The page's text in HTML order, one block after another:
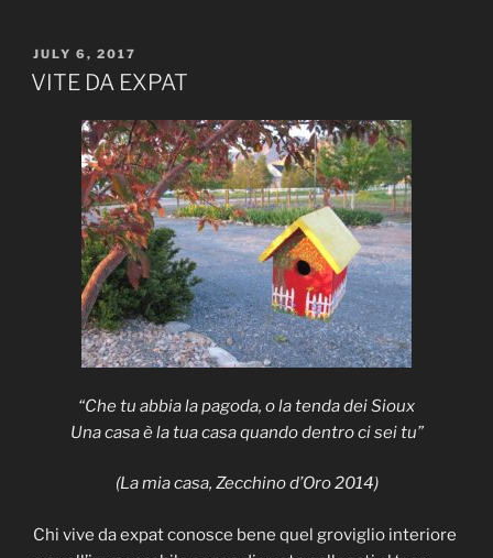
POSTED
ON
JULY 6, 2017
VITE DA EXPAT
“Che tu abbia la pagoda, o la tenda dei Sioux
Una casa è la tua casa quando dentro ci sei tu”
(La mia casa, Zecchino d’Oro 2014)
Chi vive da expat conosce bene quel groviglio interiore